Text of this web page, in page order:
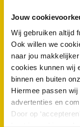
Jouw
Wij gebruiken altijd
Ook willen we
naar jou
cookies kunnen wij
binnen en buiten
Hiermee passen wij
advertenties en
Door op
rioolproblemen in
Wil je direct van je
Maak nu een